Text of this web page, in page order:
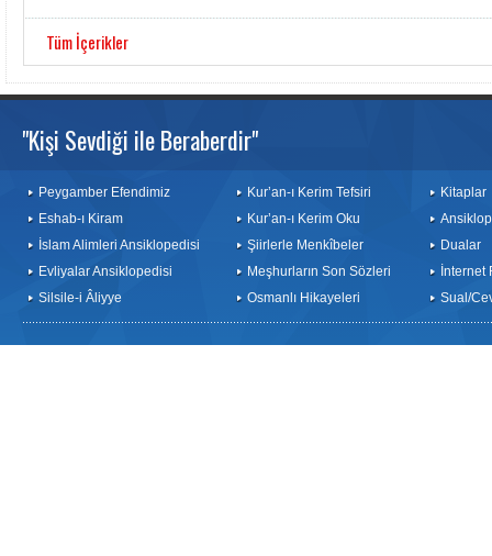
Tüm İçerikler
"Kişi Sevdiği ile Beraberdir"
Peygamber Efendimiz
Eshab-ı Kiram
İslam Alimleri Ansiklopedisi
Evliyalar Ansiklopedisi
Silsile-i Âliyye
Kur’an-ı Kerim Tefsiri
Kur’an-ı Kerim Oku
Şiirlerle Menkîbeler
Meşhurların Son Sözleri
Osmanlı Hikayeleri
Kitaplar
Dualar
İnternet
Sual/